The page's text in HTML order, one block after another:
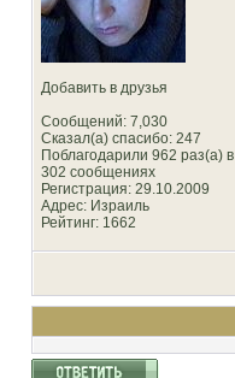
Добавить в друзья
Сообщений: 7,030
Сказал(а) спасибо: 247
Поблагодарили 962 раз(а) в
302 сообщениях
Регистрация: 29.10.2009
Адрес: Израиль
Рейтинг: 1662